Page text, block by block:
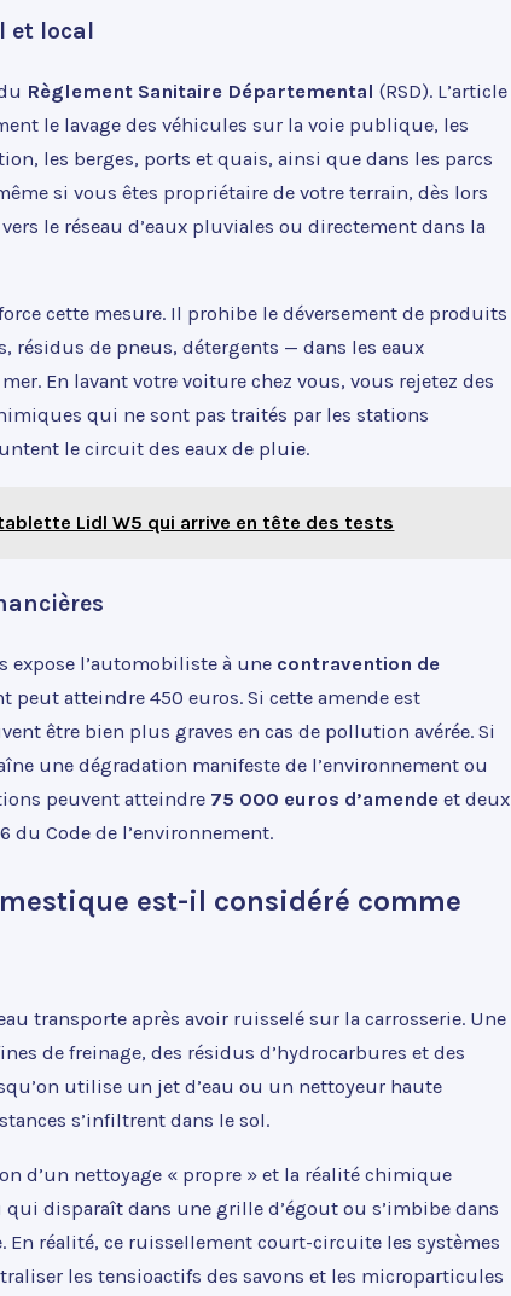
et local
Règlement Sanitaire Départemental (RSD). L’article
le lavage des véhicules sur la voie publique, les
les berges, ports et quais, ainsi que dans les parcs
si vous êtes propriétaire de votre terrain, dès lors
le réseau d’eaux pluviales ou directement dans la
cette mesure. Il prohibe le déversement de produits
résidus de pneus, détergents — dans les eaux
En lavant votre voiture chez vous, vous rejetez des
qui ne sont pas traités par les stations
le circuit des eaux de pluie.
tablette Lidl W5 qui arrive en tête des tests
expose l’automobiliste à une contravention de
peut atteindre 450 euros. Si cette amende est
être bien plus graves en cas de pollution avérée. Si
une dégradation manifeste de l’environnement ou
peuvent atteindre 75 000 euros d’amende et deux
du Code de l’environnement.
est-il considéré comme
transporte après avoir ruisselé sur la carrosserie. Une
de freinage, des résidus d’hydrocarbures et des
utilise un jet d’eau ou un nettoyeur haute
s’infiltrent dans le sol.
d’un nettoyage « propre » et la réalité chimique
qui disparaît dans une grille d’égout ou s’imbibe dans
En réalité, ce ruissellement court-circuite les systèmes
les tensioactifs des savons et les microparticules